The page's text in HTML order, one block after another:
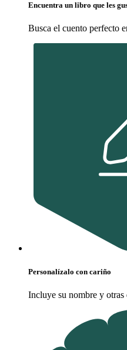
Encuentra un libro que les
Busca el cuento perfecto
Personalízalo con cariño
Incluye su nombre y otras